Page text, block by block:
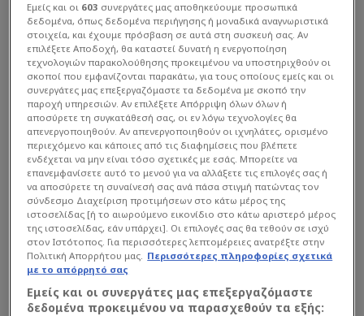
Εμείς και οι 603 συνεργάτες μας αποθηκεύουμε προσωπικά
δεδομένα, όπως δεδομένα περιήγησης ή μοναδικά αναγνωριστικά
στοιχεία, και έχουμε πρόσβαση σε αυτά στη συσκευή σας. Αν
επιλέξετε Αποδοχή, θα καταστεί δυνατή η ενεργοποίηση
τεχνολογιών παρακολούθησης προκειμένου να υποστηριχθούν οι
σκοποί που εμφανίζονται παρακάτω, για τους οποίους εμείς και οι
συνεργάτες μας επεξεργαζόμαστε τα δεδομένα με σκοπό την
παροχή υπηρεσιών. Αν επιλέξετε Απόρριψη όλων όλων ή
αποσύρετε τη συγκατάθεσή σας, οι εν λόγω τεχνολογίες θα
απενεργοποιηθούν. Αν απενεργοποιηθούν οι ιχνηλάτες, ορισμένο
περιεχόμενο και κάποιες από τις διαφημίσεις που βλέπετε
ενδέχεται να μην είναι τόσο σχετικές με εσάς. Μπορείτε να
επανεμφανίσετε αυτό το μενού για να αλλάξετε τις επιλογές σας ή
να αποσύρετε τη συναίνεσή σας ανά πάσα στιγμή πατώντας τον
σύνδεσμο Διαχείριση προτιμήσεων στο κάτω μέρος της
ιστοσελίδας [ή το αιωρούμενο εικονίδιο στο κάτω αριστερό μέρος
της ιστοσελίδας, εάν υπάρχει]. Οι επιλογές σας θα τεθούν σε ισχύ
στον Ιστότοπος. Για περισσότερες λεπτομέρειες ανατρέξτε στην
Πολιτική Απορρήτου μας. Περισσότερες πληροφορίες σχετικά
με το απόρρητό σας
Εμείς και οι συνεργάτες μας επεξεργαζόμαστε
δεδομένα προκειμένου να παρασχεθούν τα εξής: